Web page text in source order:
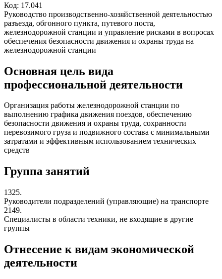
Код: 17.041
Руководство производственно-хозяйственной деятельностью
разъезда, обгонного пункта, путевого поста,
железнодорожной станции и управление рисками в вопросах
обеспечения безопасности движения и охраны труда на
железнодорожной станции
Основная цель вида
профессиональной деятельности
Организация работы железнодорожной станции по
выполнению графика движения поездов, обеспечению
безопасности движения и охраны труда, сохранности
перевозимого груза и подвижного состава с минимальными
затратами и эффективным использованием технических
средств
Группа занятий
1325.
Руководители подразделений (управляющие) на транспорте
2149.
Специалисты в области техники, не входящие в другие
группы
Отнесение к видам экономической
деятельности